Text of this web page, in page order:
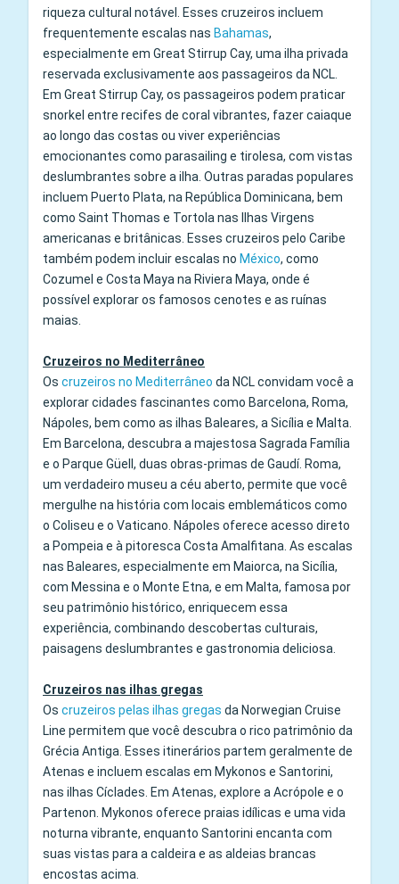
riqueza cultural notável. Esses cruzeiros incluem
frequentemente escalas nas Bahamas,
especialmente em Great Stirrup Cay, uma ilha privada
reservada exclusivamente aos passageiros da NCL.
Em Great Stirrup Cay, os passageiros podem praticar
snorkel entre recifes de coral vibrantes, fazer caiaque
ao longo das costas ou viver experiências
emocionantes como parasailing e tirolesa, com vistas
deslumbrantes sobre a ilha. Outras paradas populares
incluem Puerto Plata, na República Dominicana, bem
como Saint Thomas e Tortola nas Ilhas Virgens
americanas e britânicas. Esses cruzeiros pelo Caribe
também podem incluir escalas no México, como
Cozumel e Costa Maya na Riviera Maya, onde é
possível explorar os famosos cenotes e as ruínas
maias.
Cruzeiros no Mediterrâneo
Os cruzeiros no Mediterrâneo da NCL convidam você a
explorar cidades fascinantes como Barcelona, Roma,
Nápoles, bem como as ilhas Baleares, a Sicília e Malta.
Em Barcelona, descubra a majestosa Sagrada Família
e o Parque Güell, duas obras‑primas de Gaudí. Roma,
um verdadeiro museu a céu aberto, permite que você
mergulhe na história com locais emblemáticos como
o Coliseu e o Vaticano. Nápoles oferece acesso direto
a Pompeia e à pitoresca Costa Amalfitana. As escalas
nas Baleares, especialmente em Maiorca, na Sicília,
com Messina e o Monte Etna, e em Malta, famosa por
seu patrimônio histórico, enriquecem essa
experiência, combinando descobertas culturais,
paisagens deslumbrantes e gastronomia deliciosa.
Cruzeiros nas ilhas gregas
Os cruzeiros pelas ilhas gregas da Norwegian Cruise
Line permitem que você descubra o rico patrimônio da
Grécia Antiga. Esses itinerários partem geralmente de
Atenas e incluem escalas em Mykonos e Santorini,
nas ilhas Cíclades. Em Atenas, explore a Acrópole e o
Partenon. Mykonos oferece praias idílicas e uma vida
noturna vibrante, enquanto Santorini encanta com
suas vistas para a caldeira e as aldeias brancas
encostas acima.